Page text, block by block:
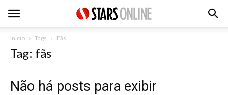
Inicio Tags Fãs
Tag: fãs
Não há posts para exibir